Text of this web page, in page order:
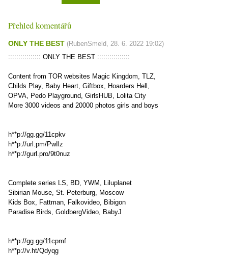
Přehled komentářů
ONLY THE BEST (RubenSmeld, 28. 6. 2022 19:02)
:::::::::::::::: ONLY THE BEST ::::::::::::::::
Content from TOR websites Magic Kingdom, TLZ,
Childs Play, Baby Heart, Giftbox, Hoarders Hell,
OPVA, Pedo Playground, GirlsHUB, Lolita City
More 3000 videos and 20000 photos girls and boys
h**p://gg.gg/11cpkv
h**p://url.pm/PwIlz
h**p://gurl.pro/9t0nuz
Complete series LS, BD, YWM, Liluplanet
Sibirian Mouse, St. Peterburg, Moscow
Kids Box, Fattman, Falkovideo, Bibigon
Paradise Birds, GoldbergVideo, BabyJ
h**p://gg.gg/11cpmf
h**p://v.ht/Qdyqg